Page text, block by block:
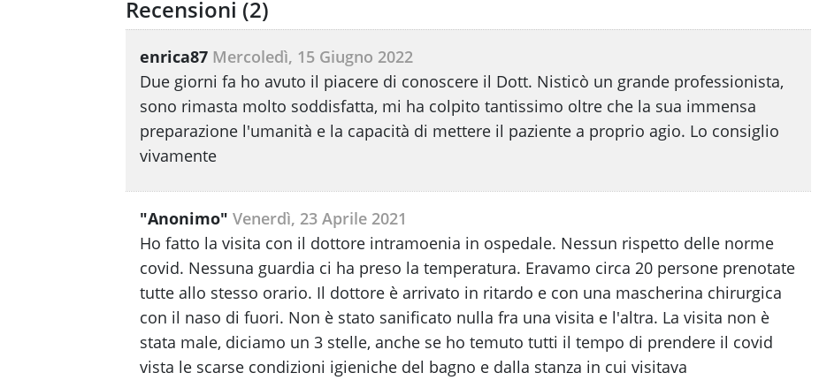
Recensioni (2)
enrica87 Mercoledì, 15 Giugno 2022
Due giorni fa ho avuto il piacere di conoscere il Dott. Nisticò un grande professionista,
sono rimasta molto soddisfatta, mi ha colpito tantissimo oltre che la sua immensa
preparazione l'umanità e la capacità di mettere il paziente a proprio agio. Lo consiglio
vivamente
"Anonimo" Venerdì, 23 Aprile 2021
Ho fatto la visita con il dottore intramoenia in ospedale. Nessun rispetto delle norme
covid. Nessuna guardia ci ha preso la temperatura. Eravamo circa 20 persone prenotate
tutte allo stesso orario. Il dottore è arrivato in ritardo e con una mascherina chirurgica
con il naso di fuori. Non è stato sanificato nulla fra una visita e l'altra. La visita non è
stata male, diciamo un 3 stelle, anche se ho temuto tutti il tempo di prendere il covid
vista le scarse condizioni igieniche del bagno e dalla stanza in cui visitava